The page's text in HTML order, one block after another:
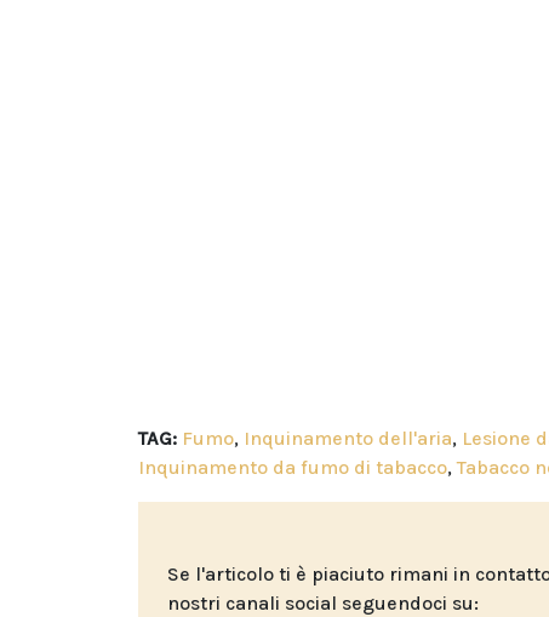
TAG: Fumo, Inquinamento dell'aria, Lesione
Inquinamento da fumo di tabacco,Tabacco
Se l'articolo ti è piaciuto rimani in
nostri canali social seguendoci su: